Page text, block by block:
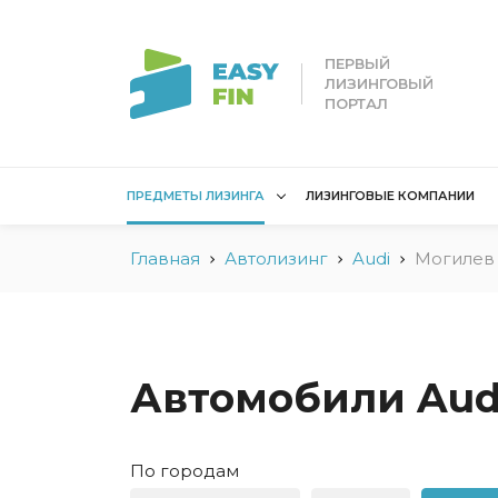
ПЕРВЫЙ
ЛИЗИНГОВЫЙ
ПОРТАЛ
ПРЕДМЕТЫ ЛИЗИНГА
Лизинг для
Грузовые автомобили
Для юридических лиц в
Коммерческий
Лизинг
Водный
Для
ЛИЗИНГОВЫЕ КОМПАНИИ
Главная Автолизинг Audi Могилев
Автомобили
По городам